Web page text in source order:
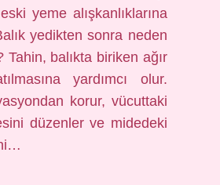
yeme alışkanlıklarına
yedikten sonra neden
Tahin, balıkta biriken ağır
yardımcı olur.
korur, vücuttaki
düzenler ve midedeki